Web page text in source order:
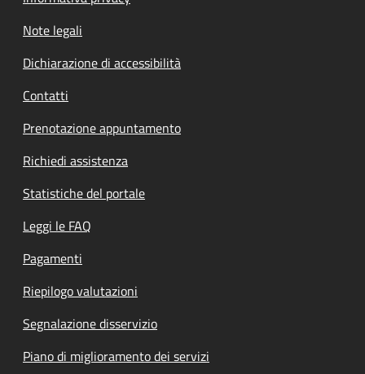
Note legali
Dichiarazione di accessibilità
Contatti
Prenotazione appuntamento
Richiedi assistenza
Statistiche del portale
Leggi le FAQ
Pagamenti
Riepilogo valutazioni
Segnalazione disservizio
Piano di miglioramento dei servizi